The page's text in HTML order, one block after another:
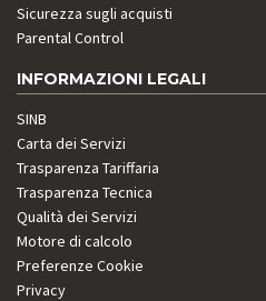
Sicurezza sugli acquisti
Parental Control
INFORMAZIONI LEGALI
SINB
Carta dei Servizi
Trasparenza Tariffaria
Trasparenza Tecnica
Qualità dei Servizi
Motore di calcolo
Preferenze Cookie
Privacy